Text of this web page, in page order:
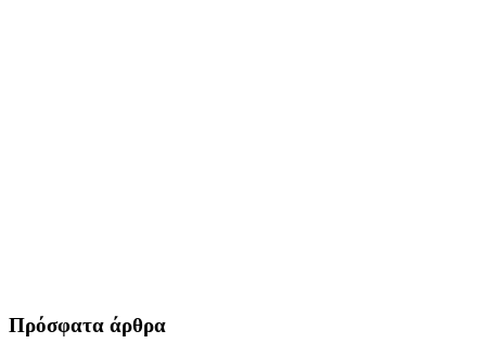
Πρόσφατα άρθρα